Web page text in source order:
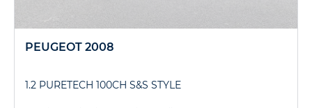
PEUGEOT 2008
1.2 PURETECH 100CH S&S STYLE